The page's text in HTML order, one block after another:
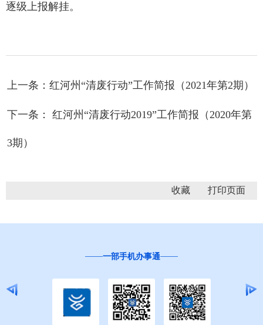
逐级上报解挂。
上一条：红河州“清废行动”工作简报（2021年第2期）
下一条： 红河州“清废行动2019”工作简报（2020年第
3期）
收藏
一部手机办事通